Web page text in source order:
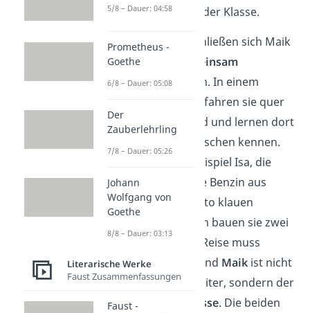
zumAußenseiter
der Klasse.
Eines Tages entschließen sich Maik
und Tschick,
gemeinsam
auf Reisezu gehen. In einem
gestohlenen Auto fahren sie quer
durch Deutschland und lernen dort
verschiedene Menschen kennen.
Dazu zählt zum Beispiel Isa, die
ihnen zeigt, wie sie Benzin aus
einem anderen Auto klauen
können. Außerdem bauen sie zwei
Unfälle. Nach der Reise muss
Tschick ins Heim und Maik ist nicht
mehr der Außenseiter, sondern der
Held in seiner Klasse. Die beiden
5/8 – Dauer: 04:58
Prometheus -
Goethe
6/8 – Dauer: 05:08
Der
Zauberlehrling
7/8 – Dauer: 05:26
Johann
Wolfgang von
Goethe
8/8 – Dauer: 03:13
Literarische Werke
Faust Zusammenfassungen
Faust -